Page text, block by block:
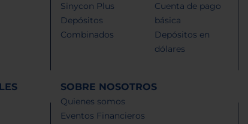
Sinycon Plus
Depósitos
Combinados
Cuenta de pago
básica
Depósitos en
dólares
SOBRE NOSOTROS
Quienes somos
Eventos Financieros